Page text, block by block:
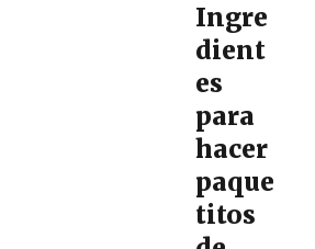
Ingre
dient
es
para
hacer
paque
titos